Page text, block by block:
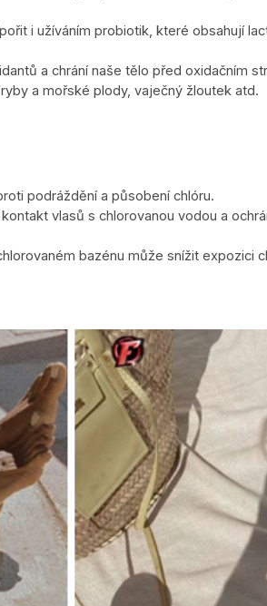
i užíváním probiotik, které obsahují
a chrání naše tělo před oxidačním
a mořské plody, vaječný žloutek atd.
podráždění a působení chlóru.
vlasů s chlorovanou vodou a
bazénu může snížit expozici